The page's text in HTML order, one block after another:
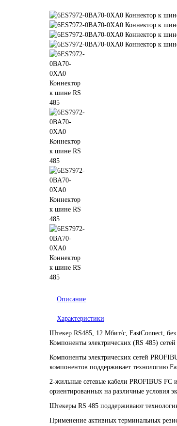
Описание
Характеристики
Штекер RS485, 12 Мбит/с, FastConnect,
Компоненты электрических (RS 485)
Компоненты электрических сетей
компонентов поддерживает технологию
2-жильные сетевые кабели PROFIBUS
ориентированных на различные условия
Штекеры RS 485 поддерживают
Применение активных терминальных